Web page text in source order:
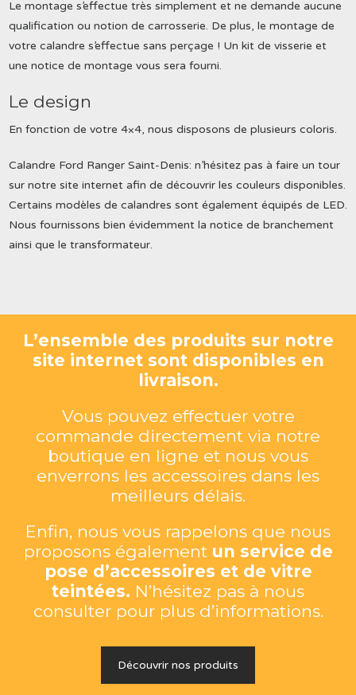
Le montage s’effectue très simplement et ne demande aucune
qualification ou notion de carrosserie. De plus, le montage de
votre calandre s’effectue sans perçage ! Un kit de visserie et
une notice de montage vous sera fourni.
Le design
En fonction de votre 4×4, nous disposons de plusieurs coloris.
Calandre Ford Ranger Saint-Denis: n’hésitez pas à faire un tour
sur notre site internet afin de découvrir les couleurs disponibles.
Certains modèles de calandres sont également équipés de LED.
Nous fournissons bien évidemment la notice de branchement
ainsi que le transformateur.
L’ensemble des produits sur notre
site internet sont disponibles en
livraison.
Vous pouvez effectuer votre
commande directement via notre
boutique en ligne et nous vous
enverrons les accessoires dans les
meilleurs délais.
Enfin, nous vous rappelons que nous
proposons également un service de
pose d’accessoires et de vitre
teintées. N’hésitez pas à nous
consulter pour plus d’informations.
Découvrir nos produits